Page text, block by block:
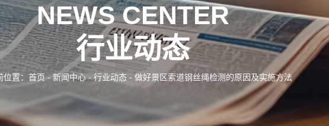
NEWS CENTER
行业动态
置： 首页- 新闻中心-行业动态- 做好景区索道钢丝绳检测的原因及实施方法